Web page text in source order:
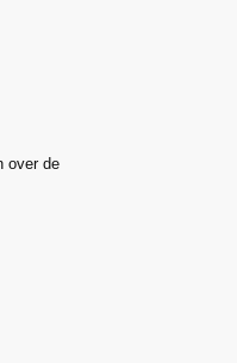
over de